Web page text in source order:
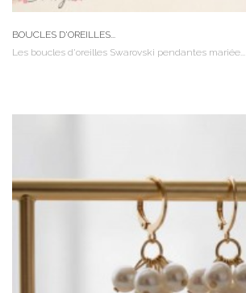
BOUCLES D'OREILLES...
Les boucles d'oreilles Swarovski pendantes mariée...